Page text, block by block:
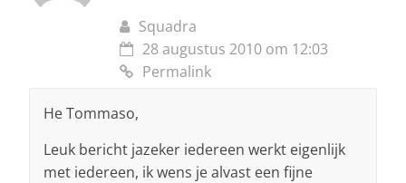
Squadra
28 augustus 2010 om 12:03
Permalink
He Tommaso,
Leuk bericht jazeker iedereen werkt eigenlijk
met iedereen, ik wens je alvast een fijne